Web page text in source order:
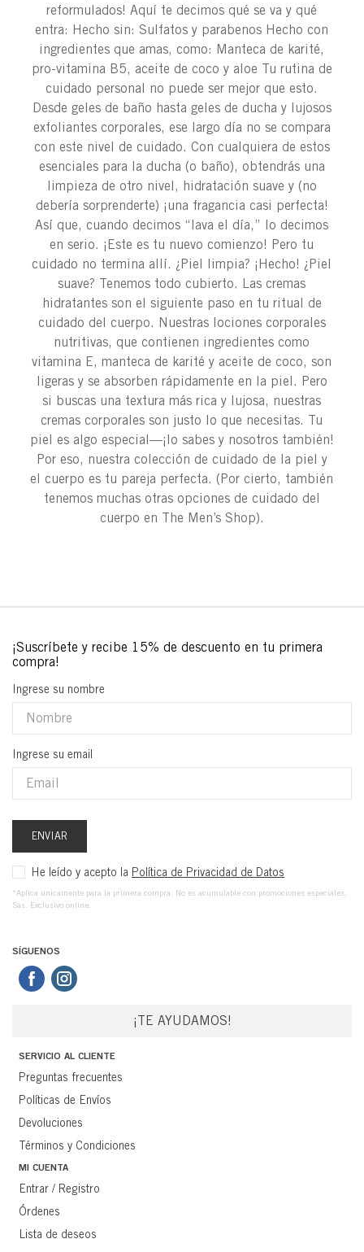
reformulados! Aquí te decimos qué se va y qué
entra: Hecho sin: Sulfatos y parabenos Hecho con
ingredientes que amas, como: Manteca de karité,
pro-vitamina B5, aceite de coco y aloe Tu rutina de
cuidado personal no puede ser mejor que esto.
Desde geles de baño hasta geles de ducha y lujosos
exfoliantes corporales, ese largo día no se compara
con este nivel de cuidado. Con cualquiera de estos
esenciales para la ducha (o baño), obtendrás una
limpieza de otro nivel, hidratación suave y (no
debería sorprenderte) ¡una fragancia casi perfecta!
Así que, cuando decimos “lava el día,” lo decimos
en serio. ¡Este es tu nuevo comienzo! Pero tu
cuidado no termina allí. ¿Piel limpia? ¡Hecho! ¿Piel
suave? Tenemos todo cubierto. Las cremas
hidratantes son el siguiente paso en tu ritual de
cuidado del cuerpo. Nuestras lociones corporales
nutritivas, que contienen ingredientes como
vitamina E, manteca de karité y aceite de coco, son
ligeras y se absorben rápidamente en la piel. Pero
si buscas una textura más rica y lujosa, nuestras
cremas corporales son justo lo que necesitas. Tu
piel es algo especial—¡lo sabes y nosotros también!
Por eso, nuestra colección de cuidado de la piel y
el cuerpo es tu pareja perfecta. (Por cierto, también
tenemos muchas otras opciones de cuidado del
cuerpo en The Men’s Shop).
Ingrese su nombre
Ingrese su email
ENVIAR
He leído y acepto la Política de Privacidad de Datos
*Aplica unicamente para la primera compra. No es acumulable con promociones especiales,
Sas. Exclusivo online.
SÍGUENOS
¡TE AYUDAMOS!
SERVICIO AL CLIENTE
Preguntas frecuentes
Políticas de Envíos
Devoluciones
Términos y Condiciones
MI CUENTA
Entrar / Registro
Órdenes
Lista de deseos